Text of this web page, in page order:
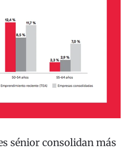
sénior consolidan más